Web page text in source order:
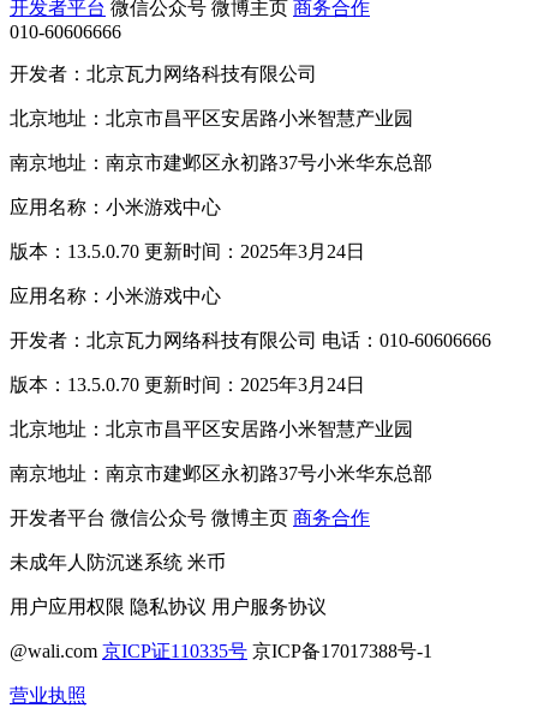
开发者平台 微信公众号 微博主页 商务合作
010-60606666
开发者：北京瓦力网络科技有限公司
北京地址：北京市昌平区安居路小米智慧产业园
南京地址：南京市建邺区永初路37号小米华东总部
应用名称：小米游戏中心
版本：13.5.0.70 更新时间：2025年3月24日
应用名称：小米游戏中心
开发者：北京瓦力网络科技有限公司 电话：010-60606666
版本：13.5.0.70 更新时间：2025年3月24日
北京地址：北京市昌平区安居路小米智慧产业园
南京地址：南京市建邺区永初路37号小米华东总部
开发者平台 微信公众号 微博主页 商务合作
未成年人防沉迷系统 米币
用户应用权限 隐私协议 用户服务协议
@wali.com 京ICP证110335号 京ICP备17017388号-1
营业执照